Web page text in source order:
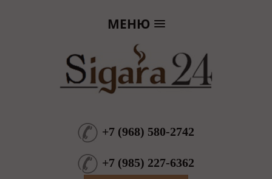
МЕНЮ
+7 (968) 580-2742
+7 (985) 227-6362